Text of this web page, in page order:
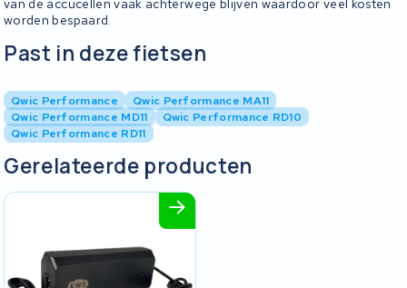
van de accucellen vaak achterwege blijven waardoor veel kosten
worden bespaard.
Past in deze fietsen
Qwic Performance
Qwic Performance MA11
Qwic Performance MD11
Qwic Performance RD10
Qwic Performance RD11
Gerelateerde producten